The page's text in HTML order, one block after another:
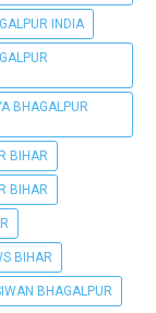
INDIA
BHAGALPUR
BIHAR
BIHAR
BIHAR
BHAGALPUR